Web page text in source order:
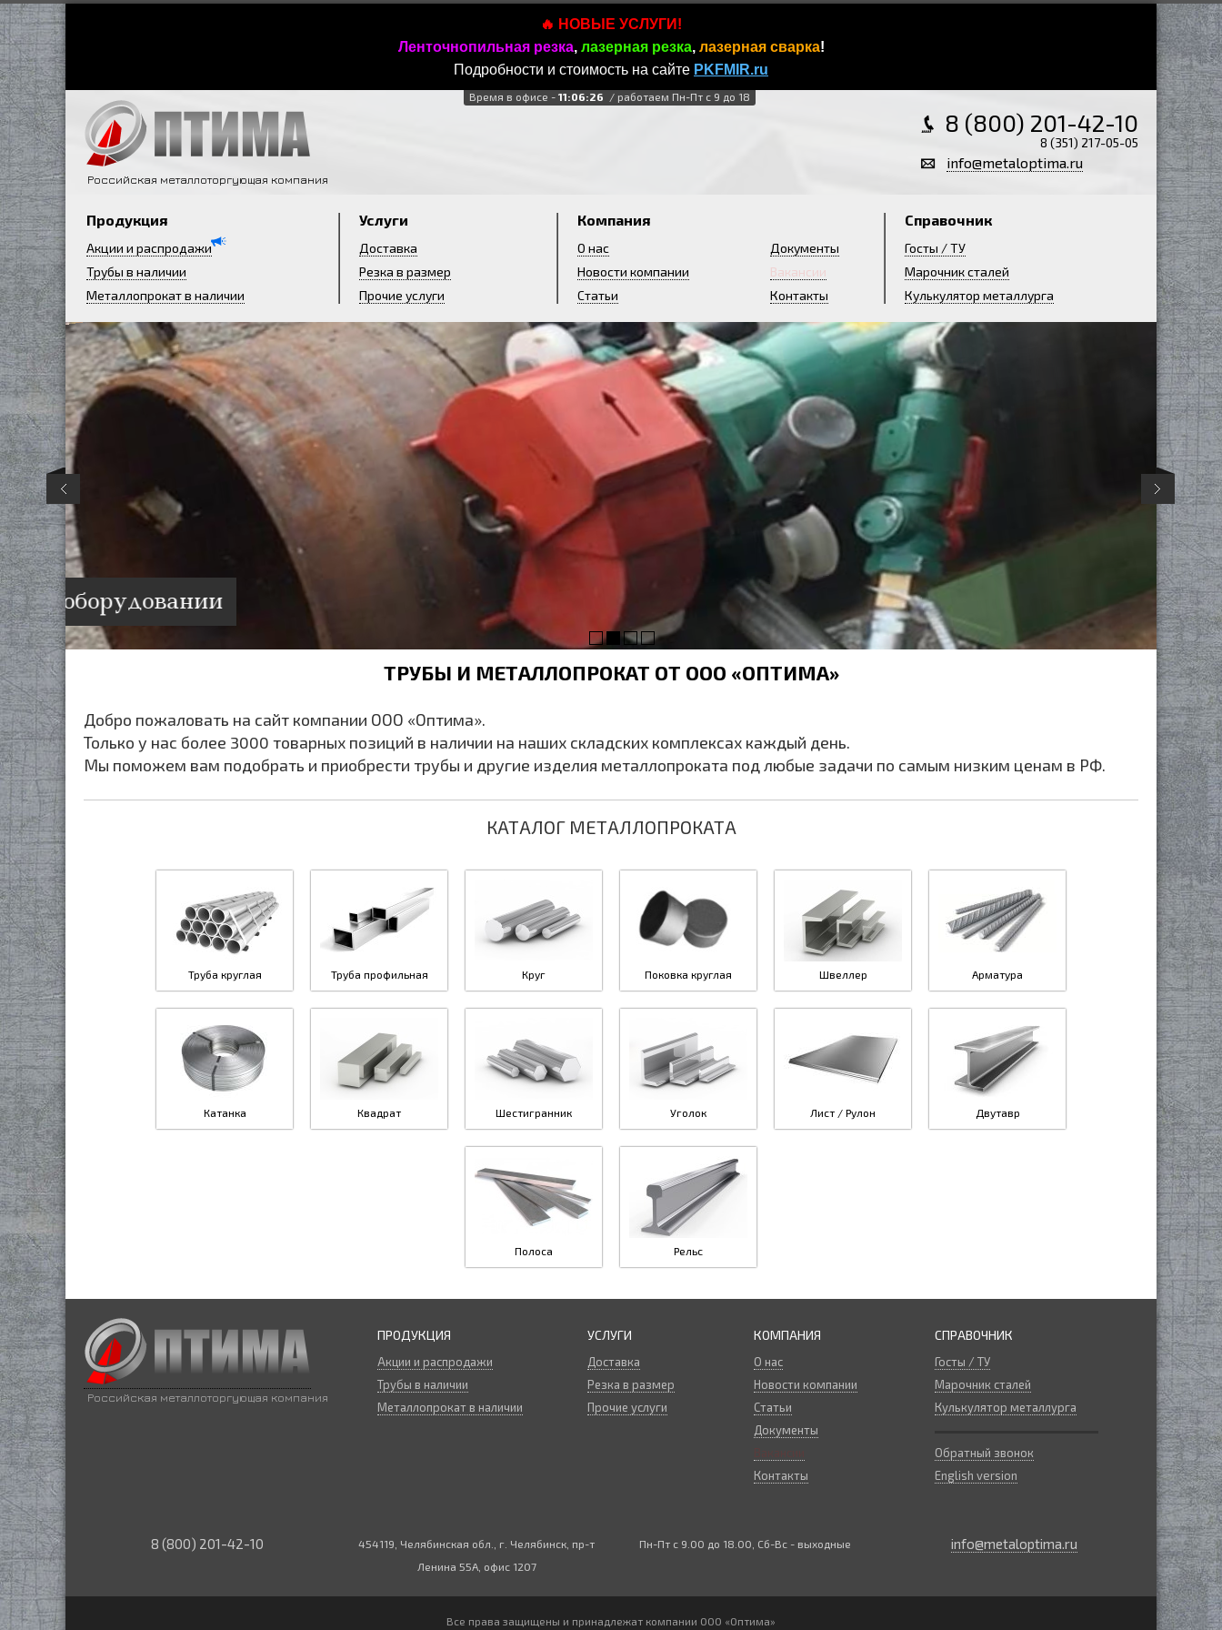
🔥 НОВЫЕ УСЛУГИ!
Ленточнопильная резка, лазерная резка, лазерная сварка!
Подробности и стоимость на сайте PKFMIR.ru
Время в офисе - 11:06:27 / работаем Пн-Пт с 9 до 18
Российская металлоторгующая компания
8 (800) 201-42-10
8 (351) 217-05-05
info@metaloptima.ru
Продукция
Акции и распродажи
Трубы в наличии
Металлопрокат в наличии
Услуги
Доставка
Резка в размер
Прочие услуги
Компания
О нас
Новости компании
Статьи
Документы
Вакансии
Контакты
Справочник
Госты / ТУ
Марочник сталей
Кулькулятор металлурга
Резка в размер на современном оборудовании
ТРУБЫ И МЕТАЛЛОПРОКАТ ОТ ООО «ОПТИМА»
Добро пожаловать на сайт компании ООО «Оптима».
Только у нас более 3000 товарных позиций в наличии на наших складских комплексах каждый день.
Мы поможем вам подобрать и приобрести трубы и другие изделия металлопроката под любые задачи по самым низким ценам в РФ.
КАТАЛОГ МЕТАЛЛОПРОКАТА
Труба круглая Труба профильная Круг Поковка круглая Швеллер Арматура
Катанка Квадрат Шестигранник Уголок Лист / Рулон Двутавр
Полоса Рельс
Российская металлоторгующая компания
ПРОДУКЦИЯ
Акции и распродажи
Трубы в наличии
Металлопрокат в наличии
УСЛУГИ
Доставка
Резка в размер
Прочие услуги
КОМПАНИЯ
О нас
Новости компании
Статьи
Документы
Контакты
СПРАВОЧНИК
Госты / ТУ
Марочник сталей
Кулькулятор металлурга
Обратный звонок
English version
8 (800) 201-42-10
454119, Челябинская обл., г. Челябинск, пр-т
Ленина 55А, офис 1207
Пн-Пт с 9.00 до 18.00, Сб-Вс - выходные info@metaloptima.ru
Все права защищены и принадлежат компании ООО «Оптима»